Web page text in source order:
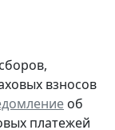
взносов
об
платежей